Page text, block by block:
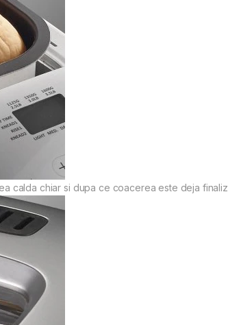
calda chiar si dupa ce coacerea este deja